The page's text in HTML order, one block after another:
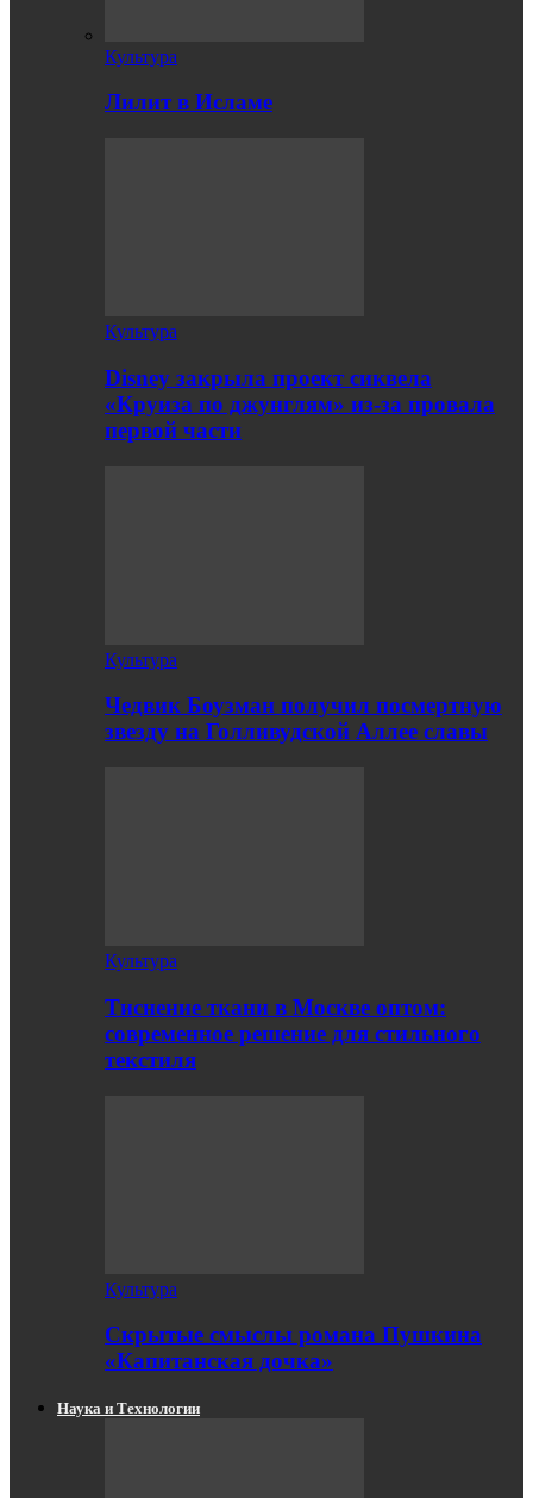
Культура
Лилит в Исламе
Культура
Disney закрыла проект сиквела
«Круиза по джунглям» из-за провала
первой части
Культура
Чедвик Боузман получил посмертную
звезду на Голливудской Аллее славы
Культура
Тиснение ткани в Москве оптом:
современное решение для стильного
текстиля
Культура
Скрытые смыслы романа Пушкина
«Капитанская дочка»
Наука и Технологии